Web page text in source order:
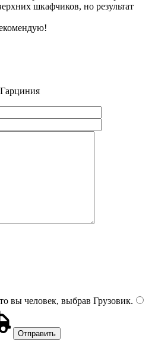
шкафчиков, но результат
вы человек, выбрав Грузовик.